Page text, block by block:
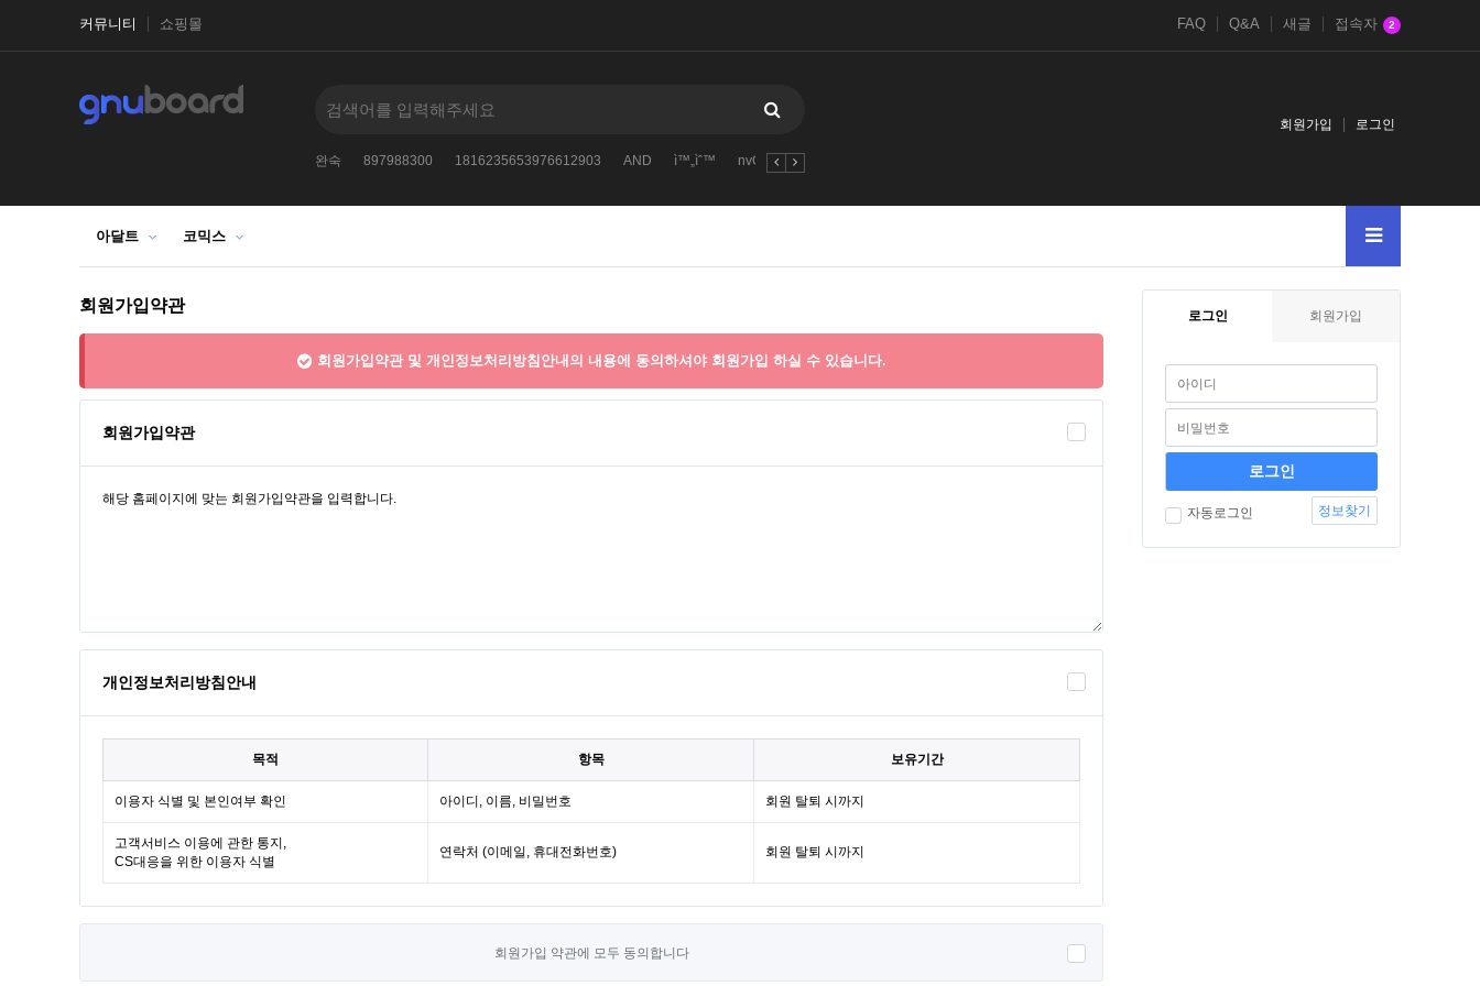
커뮤니티 쇼핑몰 FAQ Q&A 새글 접속자 2
완숙 897988300 1816235653976612903 AND ì™„ìˆ™ nvOpzp
회원가입 로그인
아달트 코믹스
회원가입약관
회원가입약관 및 개인정보처리방침안내의 내용에 동의하셔야 회원가입 하실 수 있습니다.
회원가입약관
개인정보처리방침안내
목적 항목 보유기간
이용자 식별 및 본인여부 확인 아이디, 이름, 비밀번호 회원 탈퇴 시까지
고객서비스 이용에 관한 통지,
CS대응을 위한 이용자 식별
연락처 (이메일, 휴대전화번호) 회원 탈퇴 시까지
회원가입 약관에 모두 동의합니다
로그인 회원가입
자동로그인 정보찾기